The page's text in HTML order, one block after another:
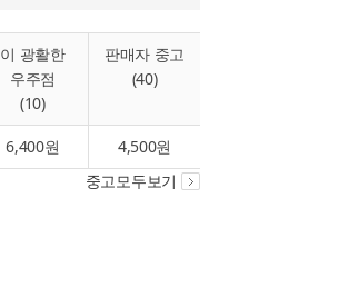
이 광활한
우주점
(10)
판매자 중고
(40)
6,400원 4,500원
중고모두보기